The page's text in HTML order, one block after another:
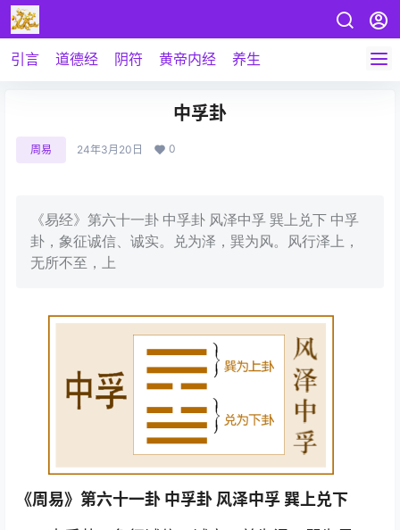
引言 道德经 阴符 黄帝内经 养生
中孚卦
周易 24年3月20日 0
《易经》第六十一卦 中孚卦 风泽中孚 巽上兑下 中孚
卦，象征诚信、诚实。兑为泽，巽为风。风行泽上，
无所不至，上
《周易》第六十一卦 中孚卦 风泽中孚 巽上兑下